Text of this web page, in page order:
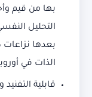
بها من قيم
التحليل
بعدها نزاعات
الذات في
قابلية